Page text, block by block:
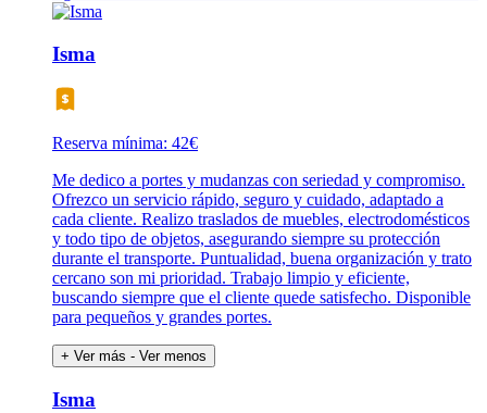
Isma
Reserva mínima: 42€
Me dedico a portes y mudanzas con seriedad y compromiso.
Ofrezco un servicio rápido, seguro y cuidado, adaptado a
cada cliente. Realizo traslados de muebles, electrodomésticos
y todo tipo de objetos, asegurando siempre su protección
durante el transporte. Puntualidad, buena organización y trato
cercano son mi prioridad. Trabajo limpio y eficiente,
buscando siempre que el cliente quede satisfecho. Disponible
para pequeños y grandes portes.
+ Ver más - Ver menos
Isma